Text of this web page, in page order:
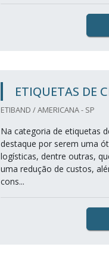
ETIQUETAS DE
ETIBAND / AMERICANA - SP
Na categoria de etiquetas
destaque por serem uma
logísticas, dentre outras,
uma redução de custos,
cons...